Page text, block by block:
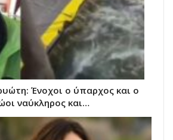
Ένοχοι ο ύπαρχος και ο
ναύκληρος και…